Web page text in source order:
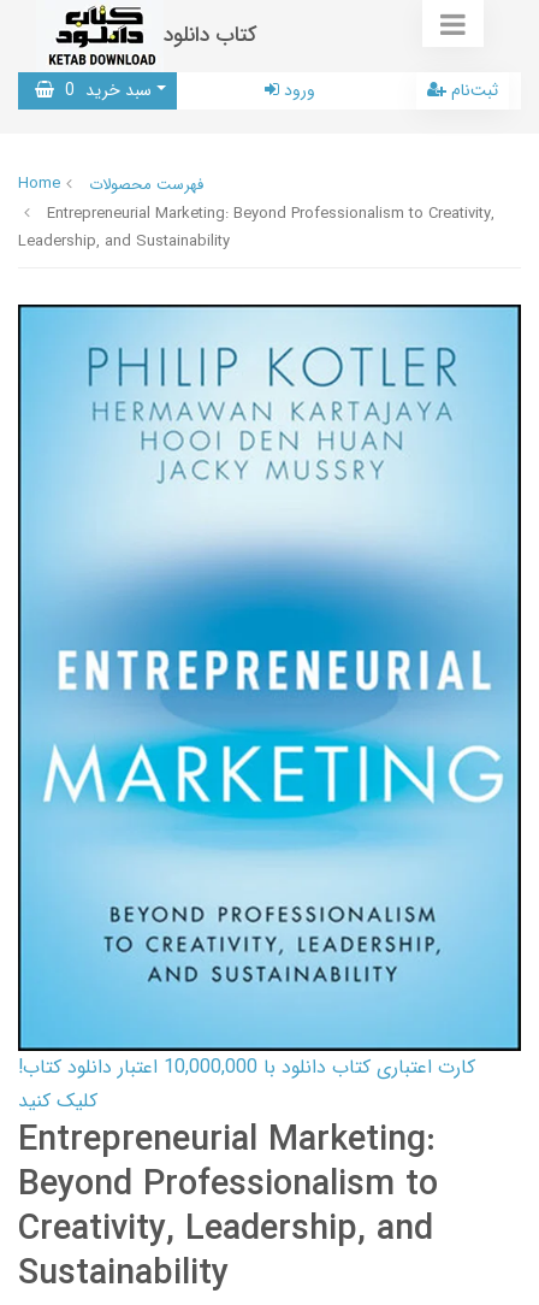
کتاب دانلود
سبد خرید 0 ورود ثبت‌نام
Home
فهرست محصولات
Entrepreneurial Marketing: Beyond Professionalism to Creativity,
Leadership, and Sustainability
کارت اعتباری کتاب دانلود با 10,000,000 اعتبار دانلود کتاب!
کلیک کنید
Entrepreneurial Marketing:
Beyond Professionalism to
Creativity, Leadership, and
Sustainability